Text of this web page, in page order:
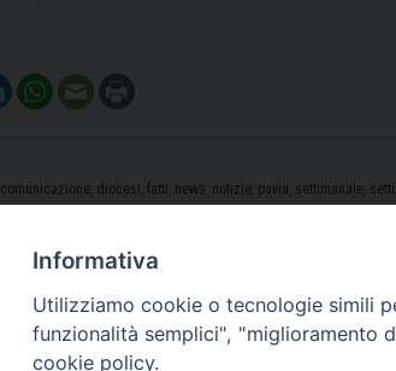
comunicazione diocesi fatti news notizie pavia settimanale
Informativa
Utilizziamo cookie o tecnologie simili
funzionalità semplici", "miglioramento
cookie policy.